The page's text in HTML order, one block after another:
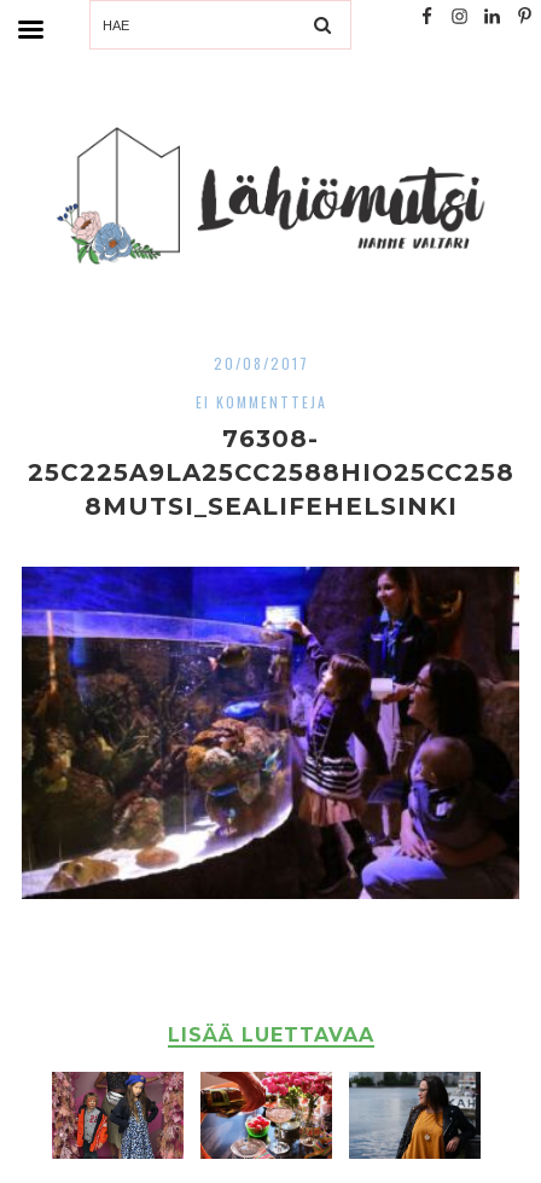
SEARCH
20/08/2017
EI KOMMENTTEJA
76308-
25C225A9LA25CC2588HIO25CC258
8MUTSI_SEALIFEHELSINKI
LISÄÄ LUETTAVAA